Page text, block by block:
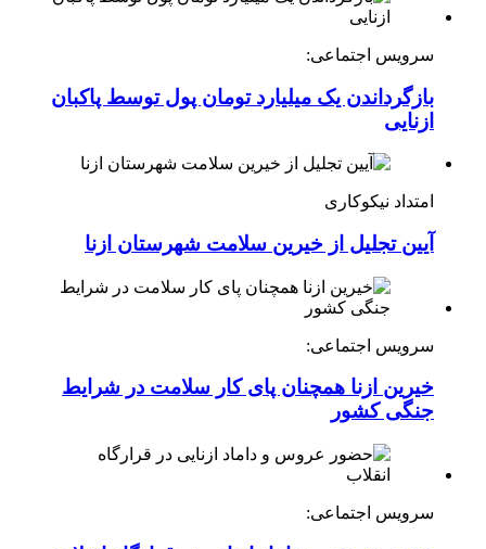
سرویس اجتماعی:
بازگرداندن یک میلیارد تومان پول توسط پاکبان
ازنایی
امتداد نیکوکاری
آیین تجلیل از خیرین سلامت شهرستان ازنا
سرویس اجتماعی:
خیرین ازنا همچنان پای کار سلامت در شرایط
جنگی کشور
سرویس اجتماعی: